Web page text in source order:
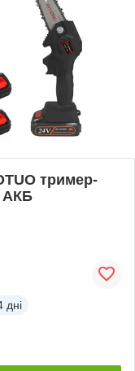
тример-
АКБ
дні